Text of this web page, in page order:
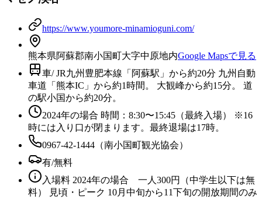
https://www.youmore-minamioguni.com/
熊本県阿蘇郡南小国町大字中原地内Google Mapsで見る
車/ JR九州豊肥本線「阿蘇駅」から約20分 九州自動
車道「熊本IC」から約1時間。 大観峰から約15分。 道
の駅小国から約20分。
2024年の場合 時間：8:30〜15:45（最終入場） ※16
時には入り口が閉まります。最終退場は17時。
0967-42-1444（南小国町観光協会）
有/無料
入場料 2024年の場合 一人300円（中学生以下は無
料） 見頃・ピーク 10月中旬から11下旬の開放期間のみ